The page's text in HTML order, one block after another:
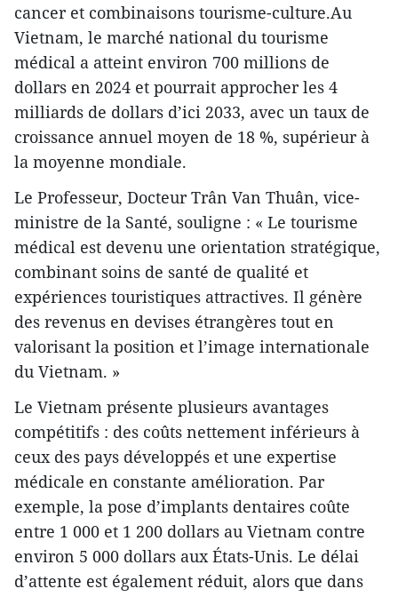
cancer et combinaisons tourisme-culture.Au
Vietnam, le marché national du tourisme
médical a atteint environ 700 millions de
dollars en 2024 et pourrait approcher les 4
milliards de dollars d’ici 2033, avec un taux de
croissance annuel moyen de 18 %, supérieur à
la moyenne mondiale.
Le Professeur, Docteur Trân Van Thuân, vice-
ministre de la Santé, souligne : « Le tourisme
médical est devenu une orientation stratégique,
combinant soins de santé de qualité et
expériences touristiques attractives. Il génère
des revenus en devises étrangères tout en
valorisant la position et l’image internationale
du Vietnam. »
Le Vietnam présente plusieurs avantages
compétitifs : des coûts nettement inférieurs à
ceux des pays développés et une expertise
médicale en constante amélioration. Par
exemple, la pose d’implants dentaires coûte
entre 1 000 et 1 200 dollars au Vietnam contre
environ 5 000 dollars aux États-Unis. Le délai
d’attente est également réduit, alors que dans